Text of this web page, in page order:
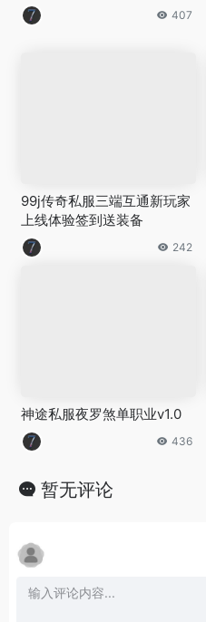
407
99j传奇私服三端互通新玩家
上线体验签到送装备
242
神途私服夜罗煞单职业v1.0
436
暂无评论